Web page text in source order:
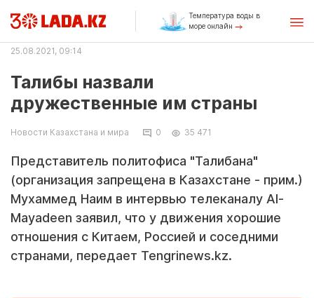
Температура воды в
море онлайн
25.08.2021, 09:14
Талибы назвали
дружественные им страны
Новости Казахстана и мира 0 35 471
Представитель политофиса "Талибана"
(организация запрещена в Казахстане - прим.)
Мухаммед Наим в интервью телеканалу Al-
Mayadeen заявил, что у движения хорошие
отношения с Китаем, Россией и соседними
странами, передает Tengrinews.kz.